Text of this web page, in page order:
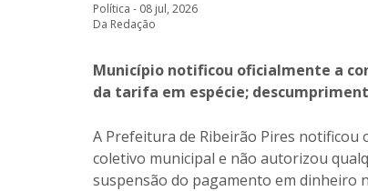
Política - 08 jul, 2026
Da Redação
Município notificou oficialmente a
da tarifa em espécie;
A Prefeitura de Ribeirão Pires
coletivo municipal e não autorizou
suspensão do pagamento em dinheiro